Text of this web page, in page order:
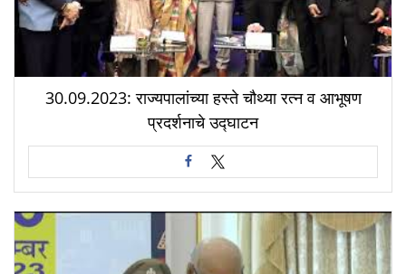
30.09.2023: राज्यपालांच्या हस्ते चौथ्या रत्न व आभूषण
प्रदर्शनाचे उद्घाटन